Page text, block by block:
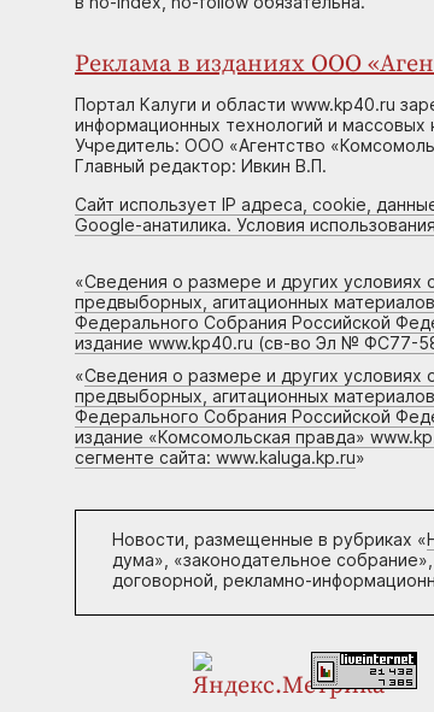
Реклама в изданиях ООО
Портал Калуги и области www.kp40.ru
информационных технологий и
Учредитель: ООО «Агентство
Главный редактор: Ивкин В.П.
Сайт использует IP адреса, cookie,
Google-анатилика. Условия
«Сведения о размере и других
предвыборных, агитационных
Федерального Собрания Российской
издание www.kp40.ru (св-во Эл № ФС77-
«Сведения о размере и других
предвыборных, агитационных
Федерального Собрания Российской
издание «Комсомольская правда»
сегменте сайта: www.kaluga.kp.ru»
Новости, размещенные в рубриках «
дума», «законодательное
договорной, рекламно-